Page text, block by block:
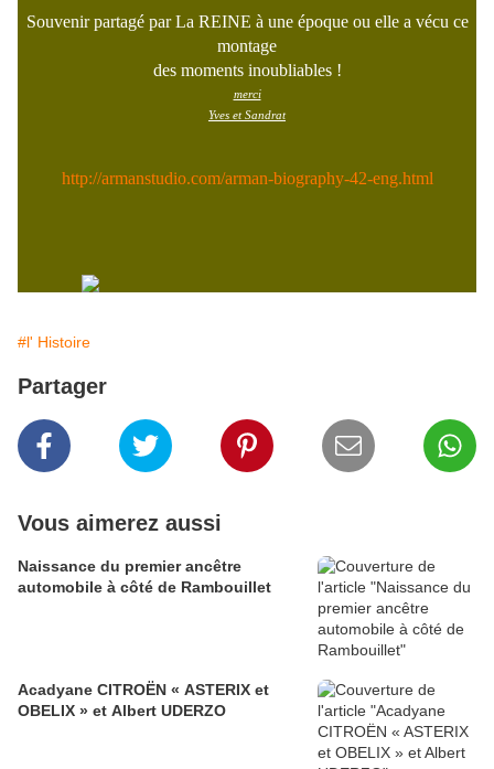
Souvenir partagé par La REINE à une époque ou elle a vécu ce
montage
des moments inoubliables !
merci
Yves et Sandrat
http://armanstudio.com/arman-biography-42-eng.html
#l' Histoire
Partager
Vous aimerez aussi
Naissance du premier ancêtre
automobile à côté de Rambouillet
Acadyane CITROËN « ASTERIX et
OBELIX » et Albert UDERZO